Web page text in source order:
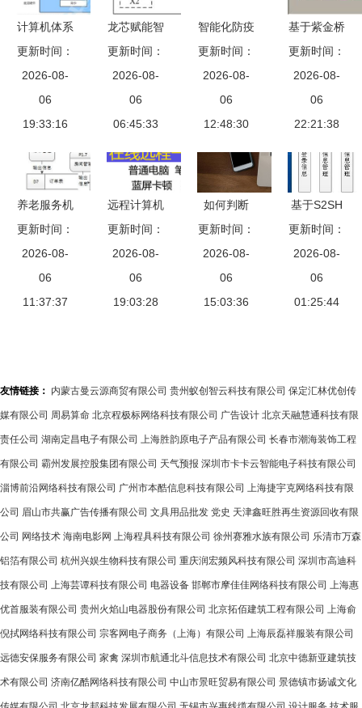
计算机体系
结构图解
从冯·诺依
曼模型到操
作系统
更新时间：
2026-08-
06
19:33:16
龙芯赋能智
造，成都爱
斯顿引领嵌
入式计算机
系统新标杆
更新时间：
2026-08-
06
06:45:33
智能化防疫
新利器 蓬
莱市登州创
佳电子推出
高效电脑自
更新时间：
2026-08-
06
12:48:30
基于紫金桥
实时数据库
系统构筑苏
丹炼油厂实
时数据库管
更新时间：
2026-08-
06
22:21:38
养老服务机
构管理系统
的设计与实
现 计算机
毕设源码
更新时间：
2026-08-
06
11:37:37
远程计算机
系统服务
从重装到恢
复，一站式
解决您的电
更新时间：
2026-08-
06
19:03:28
如何判断
ERP软件操
作是否简
便？从系
统、功能与
更新时间：
2026-08-
06
15:03:36
基于S2SH
框架的婴幼
儿产品销售
商城系统设
计与实现
更新时间：
2026-08-
06
01:25:44
友情链接： 内蒙古曼云源商贸有限公司 贵州蚁创智云科技有限公司 保定汇林优创传
媒有限公司 周易算命 北京程极标网络科技有限公司 广告设计 北京天融慧通科技有限
责任公司 湖南定昌电子有限公司 上海胜韵原电子产品有限公司 长春市潮海装饰工程
有限公司 霸州发展控股集团有限公司 天气预报 深圳市卡卡云智能电子科技有限公司
淄博前沿网络科技有限公司 广州市本酷信息科技有限公司 上海捷宇克网络科技有限
公司 眉山市共赢广告传播有限公司 文具用品批发 党史 天津鑫旺胜再生资源回收有限
公司 网络技术 海南电影网 上海程具科技有限公司 徐州赛雅水族有限公司 乐清市万森
铝箔有限公司 杭州兴娱生物科技有限公司 重庆润宏频风科技有限公司 深圳市高迪科
技有限公司 上海芸谭科技有限公司 电器设备 邯郸市摩佳佳网络科技有限公司 上海惠
优首服装有限公司 贵州火焰山电器股份有限公司 北京拓佰建筑工程有限公司 上海俞
倪拭网络科技有限公司 宗客网电子商务（上海）有限公司 上海辰磊祥服装有限公司
远德安保服务有限公司 家禽 深圳市航通北斗信息技术有限公司 北京中德新亚建筑技
术有限公司 济南亿酷网络科技有限公司 中山市景旺贸易有限公司 景德镇市扬诚文化